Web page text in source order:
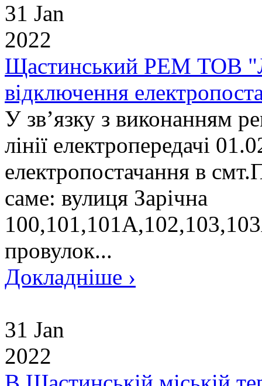
31 Jan
2022
Щастинський РЕМ ТОВ
відключення
У зв’язку з виконанням
лінії електропередачі
електропостачання в
саме: вулиця Зарічна
провулок...
Докладніше ›
31 Jan
2022